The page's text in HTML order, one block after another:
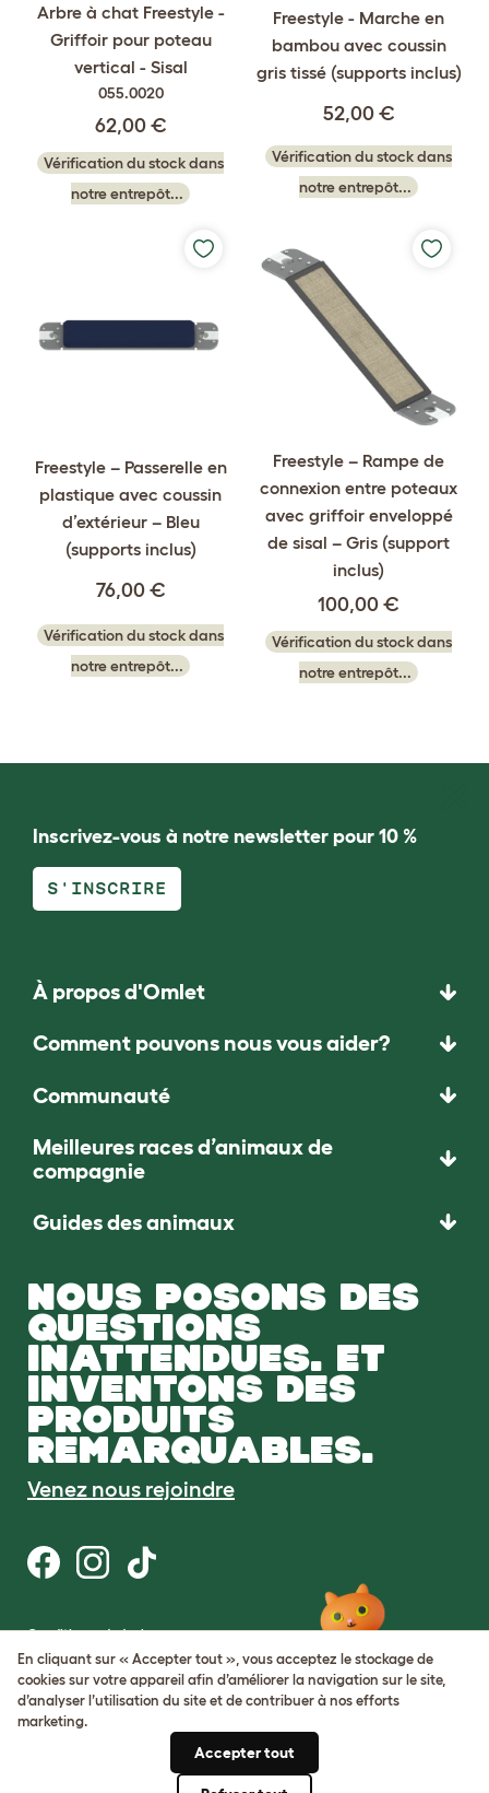
Arbre à chat Freestyle -
Griffoir pour poteau
vertical - Sisal
055.0020
62,00 €
Vérification du stock dans
notre entrepôt...
Freestyle - Marche en
bambou avec coussin
gris tissé (supports inclus)
52,00 €
Vérification du stock dans
notre entrepôt...
Freestyle – Passerelle en
plastique avec coussin
d’extérieur – Bleu
(supports inclus)
76,00 €
Vérification du stock dans
notre entrepôt...
Freestyle – Rampe de
connexion entre poteaux
avec griffoir enveloppé
de sisal – Gris (support
inclus)
100,00 €
Vérification du stock dans
notre entrepôt...
Inscrivez-vous à notre newsletter pour 10 %
S'INSCRIRE
À propos d'Omlet
Comment pouvons nous vous aider?
Communauté
Meilleures races d’animaux de
compagnie
Guides des animaux
NOUS POSONS DES
QUESTIONS
INATTENDUES. ET
INVENTONS DES
PRODUITS
REMARQUABLES.
Venez nous rejoindre
Conditions générales
Protection de la vie privée et cookies
Cookie Settings
Plan du site
Numéro de TVA: FR34839369105
Numéro d’immatriculation de
En cliquant sur « Accepter tout », vous acceptez le stockage de
cookies sur votre appareil afin d’améliorer la navigation sur le site,
d’analyser l’utilisation du site et de contribuer à nos efforts
marketing.
Accepter tout